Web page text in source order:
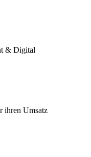
& Digital
ihren Umsatz